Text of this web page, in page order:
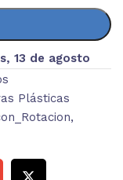
13 de agosto
Plásticas
,